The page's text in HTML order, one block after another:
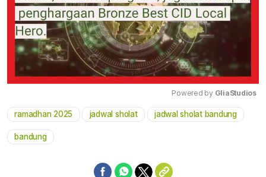
Mute
Powered by GliaStudios
ramadhan 2025 jadwal sholat jadwal sholat bandung
bandung